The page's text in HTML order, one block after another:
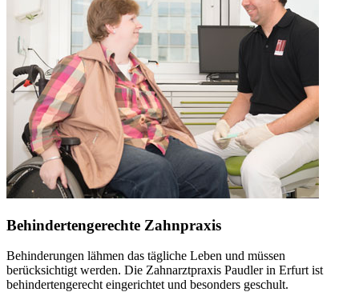
Behindertengerechte Zahnpraxis
Behinderungen lähmen das tägliche Leben und müssen
berücksichtigt werden. Die Zahnarztpraxis Paudler in Erfurt ist
behindertengerecht eingerichtet und besonders geschult.